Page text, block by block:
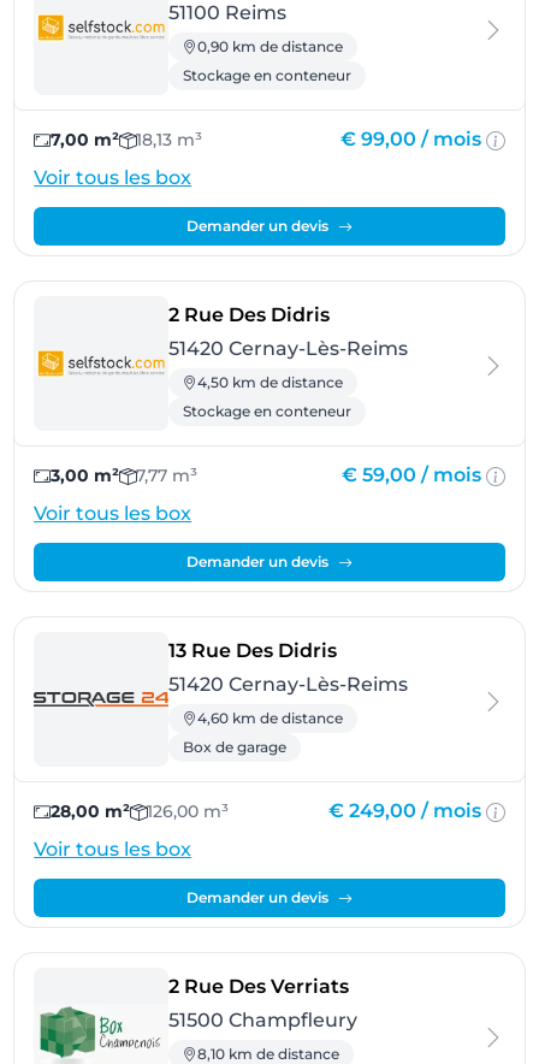
51100 Reims
0,90 km de distance
Stockage en conteneur
7,00 m² 18,13 m³ € 99,00 / mois
Voir tous les box
Demander un devis
2 Rue Des Didris- Cernay-Lès-Reims
51420 Cernay-Lès-Reims
4,50 km de distance
Stockage en conteneur
3,00 m² 7,77 m³ € 59,00 / mois
Voir tous les box
Demander un devis
13 Rue Des Didris- Cernay-Lès-Reims
51420 Cernay-Lès-Reims
4,60 km de distance
Box de garage
28,00 m² 126,00 m³ € 249,00 / mois
Voir tous les box
Demander un devis
2 Rue Des Verriats- Champfleury
51500 Champfleury
8,10 km de distance